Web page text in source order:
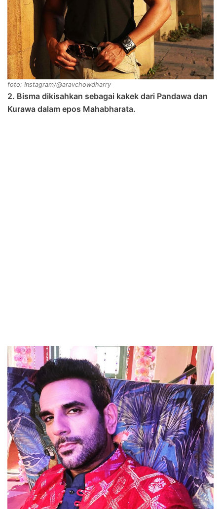
foto: Instagram/@aravchowdharry
2. Bisma dikisahkan sebagai kakek dari Pandawa dan
Kurawa dalam epos Mahabharata.